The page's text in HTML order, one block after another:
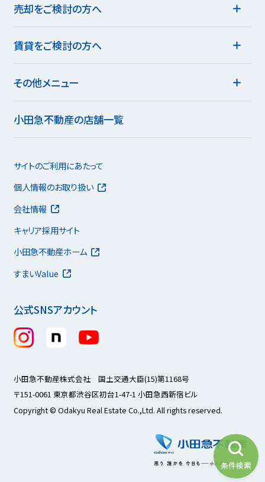
条件検索
売却をご検討の方へ
賃貸をご検討の方へ
その他メニュー
小田急不動産の店舗一覧
公式SNSアカウント
サイトのご利用にあたって
個人情報のお取り扱い
会社情報
キャリア採用サイト
小田急不動産ホーム
すまいValue
小田急不動産株式会社 国土交通大臣(15)第1168号
〒151-0061 東京都渋谷区初台1-47-1 小田急西新宿ビル
Copyright © Odakyu Real Estate Co.,Ltd. All rights reserved.